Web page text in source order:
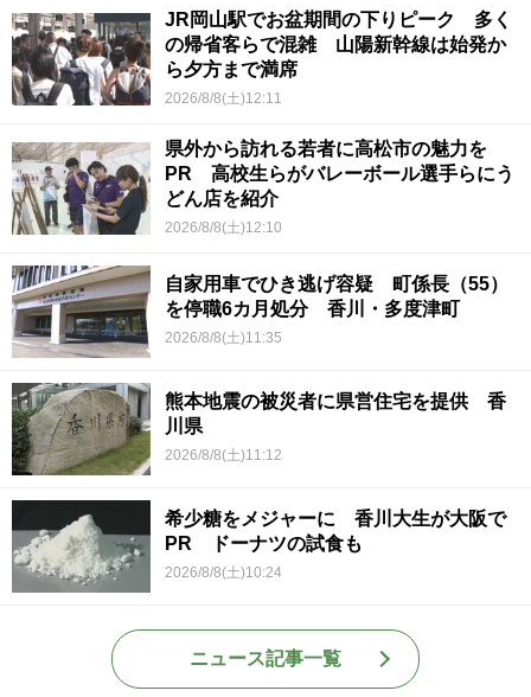
JR岡山駅でお盆期間の下りピーク 多く
の帰省客らで混雑 山陽新幹線は始発か
ら夕方まで満席
2026/8/8(土)12:11
県外から訪れる若者に高松市の魅力を
PR 高校生らがバレーボール選手らにう
どん店を紹介
2026/8/8(土)12:10
自家用車でひき逃げ容疑 町係長（55）
を停職6カ月処分 香川・多度津町
2026/8/8(土)11:35
熊本地震の被災者に県営住宅を提供 香
川県
2026/8/8(土)11:12
希少糖をメジャーに 香川大生が大阪で
PR ドーナツの試食も
2026/8/8(土)10:24
ニュース記事一覧